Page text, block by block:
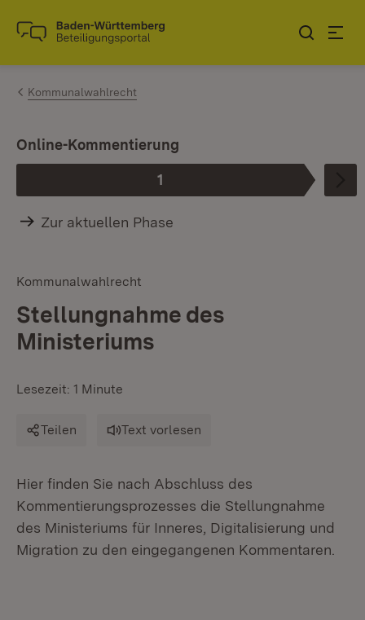
Zum Inhalt springen
Link zur Startseite
Kommunalwahlrecht
Phase
1
:
Online-Kommentierung
Zur aktuellen Phase
Kommunalwahlrecht
Stellungnahme des
Ministeriums
Lesezeit: 1 Minute
Teilen Text vorlesen
Hier finden Sie nach Abschluss des
Kommentierungsprozesses die Stellungnahme
des Ministeriums für Inneres, Digitalisierung und
Migration zu den eingegangenen Kommentaren.